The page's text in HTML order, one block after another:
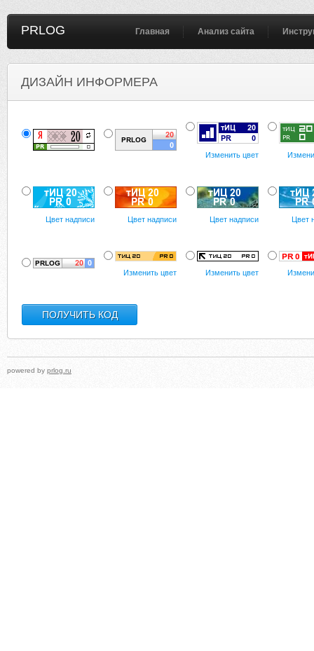
PRLOG Главная Анализ сайта
ДИЗАЙН ИНФОРМЕРА
Изменить цвет
Цвет надписи Цвет надписи Цвет надписи Цвет
Изменить цвет Изменить цвет
powered by prlog.ru